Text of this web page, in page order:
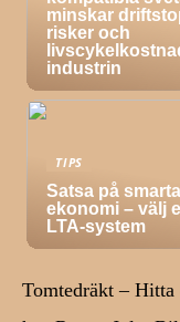
minskar
risker och
industrin
TIPS
Satsa på
ekonomi – välj
LTA-system
Tomtedräkt – Hitta